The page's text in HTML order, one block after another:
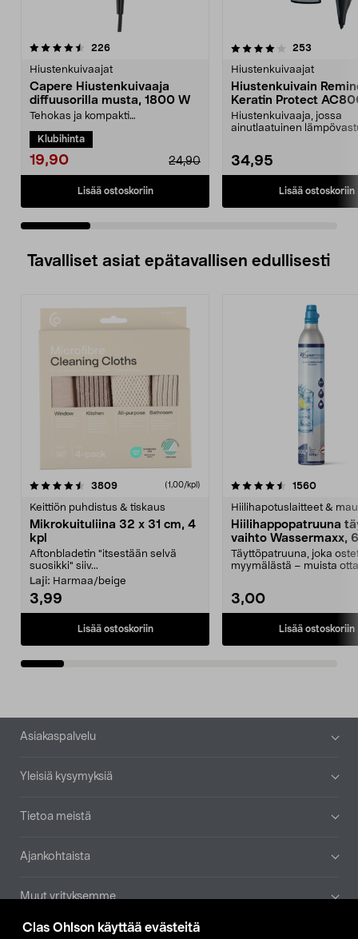
Clas Ohlson käyttää evästeitä
226arvostelut
Hiustenkuivaajat
Capere Hiustenkuivaaja
diffuusorilla musta, 1800 W
Tehokas ja kompakti
kuivaukseen. Kaksi nopeutta
täydelli...
Klubihinta
19,90 24,90
Lisää ostoskoriin
4.0 viidestä
253
Hiustenkuivaajat
Hiustenkuivain
Keratin Protect
Hiustenkuivaaja, jossa
ainutlaatuinen
34,95
Lisää ostoskoriin
4.5 viidestä
Tavalliset asiat epätavallisen edullisesti
3809arvostelut (1,00/kpl)
Keittiön puhdistus & tiskaus
Mikrokuituliina 32 x 31 cm, 4
kpl
Aftonbladetin "itsestään selvä
suosikki" siiv...
Laji: Harmaa/beige
3,99
Lisää ostoskoriin
4.5viidestä
1560
Hiilihapotuslaitteet &
Hiilihappopatruuna
vaihto Wassermaxx,
Täyttöpatruuna, joka
myymälästä – muista
3,00
Lisää ostoskoriin
4.5viidestä
Alatunniste
Asiakaspalvelu
Yleisiä kysymyksiä
Tietoa meistä
Ajankohtaista
Muut yrityksemme
Etsi myymälä